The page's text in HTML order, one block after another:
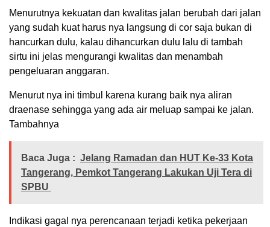
Menurutnya kekuatan dan kwalitas jalan berubah dari jalan
yang sudah kuat harus nya langsung di cor saja bukan di
hancurkan dulu, kalau dihancurkan dulu lalu di tambah
sirtu ini jelas mengurangi kwalitas dan menambah
pengeluaran anggaran.
Menurut nya ini timbul karena kurang baik nya aliran
draenase sehingga yang ada air meluap sampai ke jalan.
Tambahnya
Baca Juga : Jelang Ramadan dan HUT Ke-33 Kota
Tangerang, Pemkot Tangerang Lakukan Uji Tera di
SPBU
Indikasi gagal nya perencanaan terjadi ketika pekerjaan